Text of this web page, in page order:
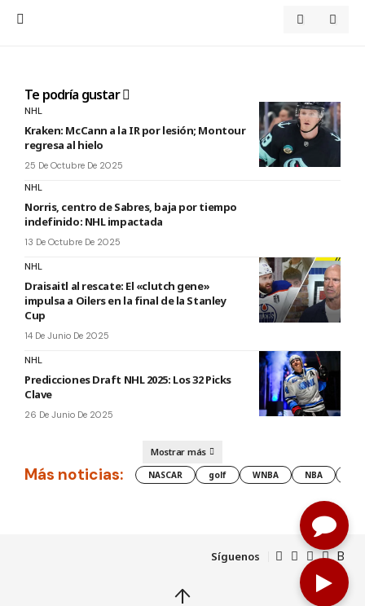
Te podría gustar
NHL
Kraken: McCann a la IR por lesión; Montour
regresa al hielo
25 De Octubre De 2025
NHL
Norris, centro de Sabres, baja por tiempo
indefinido: NHL impactada
13 De Octubre De 2025
NHL
Draisaitl al rescate: El «clutch gene»
impulsa a Oilers en la final de la Stanley
Cup
14 De Junio De 2025
NHL
Predicciones Draft NHL 2025: Los 32 Picks
Clave
26 De Junio De 2025
Mostrar más
Más noticias: NASCAR golf WNBA NBA
Síguenos
↑